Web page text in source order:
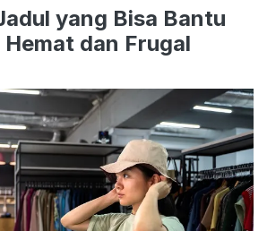
yang Bisa Bantu
dan Frugal